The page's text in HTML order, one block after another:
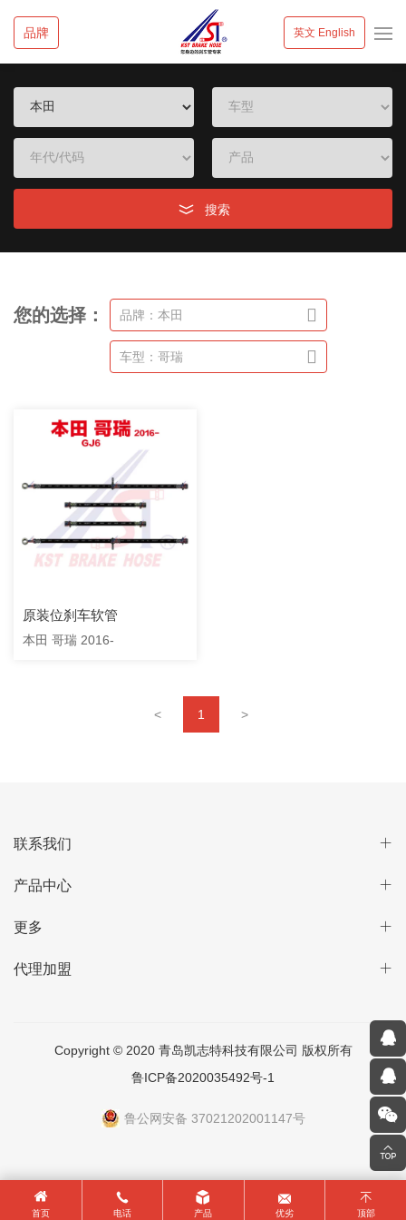
品牌 英文 English
搜索
您的选择： 品牌：本田
车型：哥瑞
原装位刹车软管
本田 哥瑞 2016-
< 1 >
联系我们
产品中心
更多
代理加盟
Copyright © 2020 青岛凯志特科技有限公司 版权所有
鲁ICP备2020035492号-1
鲁公网安备 37021202001147号
首页 电话 产品 优劣 顶部